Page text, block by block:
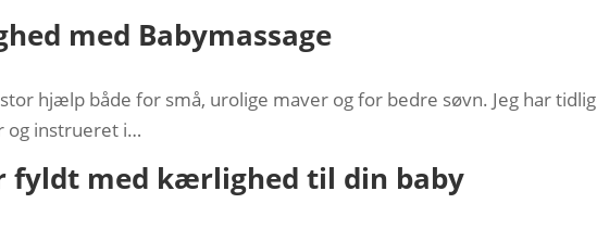
med Babymassage
hjælp både for små, urolige maver og for bedre søvn. Jeg har
og instrueret i…
fyldt med kærlighed til din baby